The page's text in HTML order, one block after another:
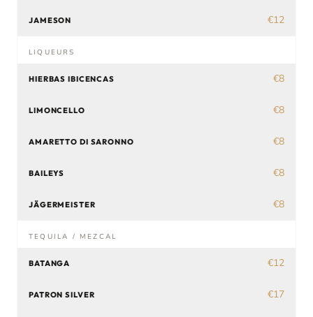
JAMESON €12
LIQUEURS
HIERBAS IBICENCAS €8
LIMONCELLO €8
AMARETTO DI SARONNO €8
BAILEYS €8
JÄGERMEISTER €8
TEQUILA / MEZCAL
BATANGA €12
PATRON SILVER €17